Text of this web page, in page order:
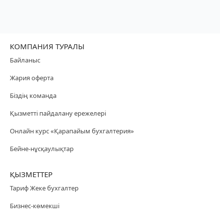
КОМПАНИЯ ТУРАЛЫ
Байланыс
Жария оферта
Біздің команда
Қызметті пайдалану ережелері
Онлайн курс «Қарапайым бухгалтерия»
Бейне-нұсқаулықтар
ҚЫЗМЕТТЕР
Тариф Жеке бухгалтер
Бизнес-көмекші